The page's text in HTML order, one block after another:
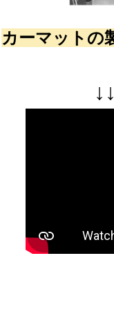
カーマットの
↓ ↓